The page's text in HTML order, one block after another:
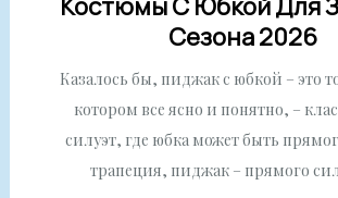
Костюмы С Юбкой Для
Сезона 2026
Казалось бы, пиджак с юбкой – это
котором все ясно и понятно, –
силуэт, где юбка может быть
трапеция, пиджак – прямого